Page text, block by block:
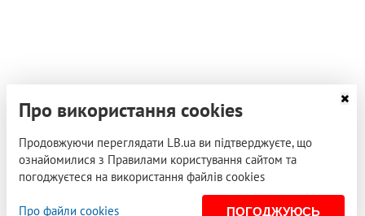
Про використання cookies
Продовжуючи переглядати LB.ua ви підтверджуєте, що
ознайомилися з Правилами користування сайтом та
погоджуєтеся на використання файлів cookies
Про файли cookies ПОГОДЖУЮСЬ